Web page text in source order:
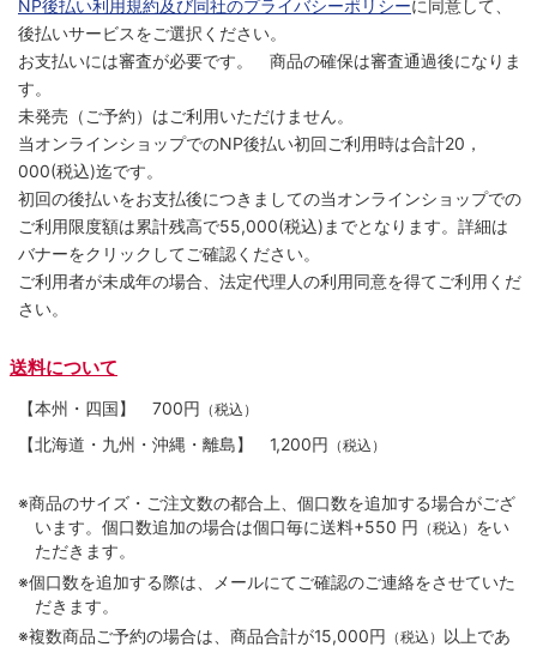
NP後払い利用規約及び同社のプライバシーポリシーに同意して、
後払いサービスをご選択ください。
お支払いには審査が必要です。 商品の確保は審査通過後になりま
す。
未発売（ご予約）はご利用いただけません。
当オンラインショップでのNP後払い初回ご利用時は合計20，
000(税込)迄です。
初回の後払いをお支払後につきましての当オンラインショップでの
ご利用限度額は累計残高で55,000(税込)までとなります。詳細は
バナーをクリックしてご確認ください。
ご利用者が未成年の場合、法定代理人の利用同意を得てご利用くだ
さい。
送料について
【本州・四国】 700円 （税込）
【北海道・九州・沖縄・離島】 1,200円 （税込）
※商品のサイズ・ご注文数の都合上、個口数を追加する場合がござ
います。個口数追加の場合は個口毎に送料+550 円 （税込） をい
ただきます。
※個口数を追加する際は、メールにてご確認のご連絡をさせていた
だきます。
※複数商品ご予約の場合は、商品合計が15,000円 （税込） 以上であ